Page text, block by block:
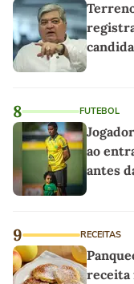
8 FUTEBOL
ao
antes
9 RECEITAS
receita